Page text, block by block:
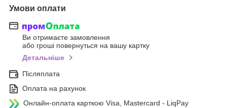
Умови оплати
Ви отримаєте замовлення
або гроші повернуться на вашу картку
Детальніше
Післяплата
Оплата на рахунок
Онлайн-оплата карткою Visa, Mastercard - LiqPay